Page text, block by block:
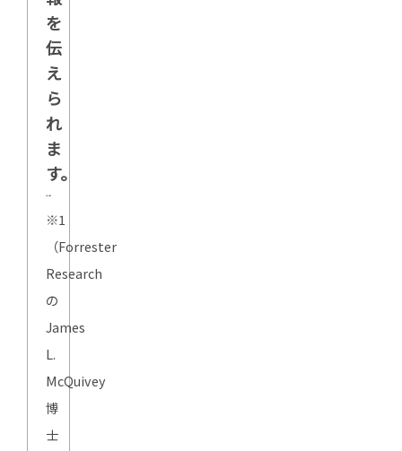
を
伝
え
ら
れ
ま
す。
※1
（Forrester
Research
の
James
L.
McQuivey
博
士